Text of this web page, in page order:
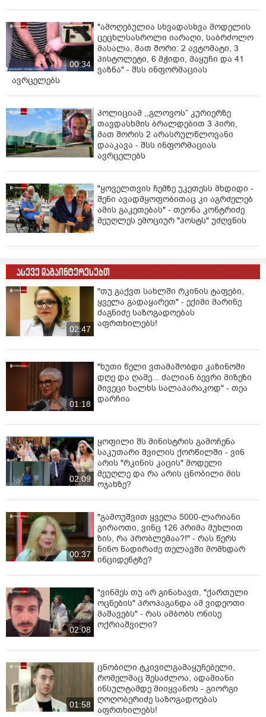
00:34
"ამოღებულია სხვადასხვა მოდელის
ცეცხლსასროლი იარაღი, საბრძოლო
მასალა, მათ შორი: 2 ავტომატი, 3
პისტოლეტი, 6 მჭიდი, მაყუჩი და 41
ვაზნა" - შსს ინფორმაციას
ავრცელებს
პოლიციამ ,,გლოვოს” კურიერზე
თავდასხმის ბრალდებით 3 პირი,
მათ შორის 2 არასრულწლოვანი
დააკავა - შსს ინფორმაციას
ავრცელებს
"ყოველთვის ჩემზე უკეთესს მხდიდი -
შენი ავადმყოფობითაც კი აგრძელებ
ამის გაკეთებას" - თეონა კონტრიძე
მეუღლეს ემოციურ "პოსტს" უძღვნის
ასევე დაგაინტერესებთ
02:47
"თუ გაქვთ სახლში რკინის ტაფები,
ყველა გადაყარეთ" - ექიმი მარინე
ძაგნიძე საზოგადოებას
აფრთხილებს!
01:18
"ხუთი წელი ვთამაშობდი კაზინოში
დღე და ღამე... ძალიან ბევრი მიზეზი
მივეცი ხალხს სალაპარაკოდ" - თეა
დარჩია
02:09
ყოფილი შს მინისტრის გამოჩენა
საკუთარი შვილის ქორწილში - ვინ
არის "რკინის კაცის" მოდელი
მეუღლე და რა არის ცნობილი მის
ოჯახზე?
00:37
"გამოუშვით ყველა 5000-ლარიანი
გირაოთი, ვინც 126 პრიმა მუხლით
ზის, რა პრობლემაა?!" - რას წერს
ნინო ნადირაძე თელავში მომხდარ
ინციდენტზე?
02:08
"ვინმეს თუ არ გინახავთ, "ქართული
ოცნების" პროპაგანდა ამ ვიდეოთი
მაშავებს" - რას ამბობს ონისე
ოქრიაშვილი?
01:58
ცნობილი ტკივილგამაყუჩებელი,
რომელმაც შესაძლოა, ადამიანი
ინსულტამდე მიიყვანოს - გიორგი
ღოღობერიძე საზოგადოებას
აფრთხილებს!